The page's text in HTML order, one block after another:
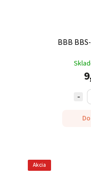
BBB
Akcia